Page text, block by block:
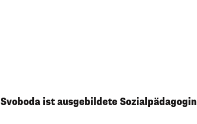
Svoboda ist ausgebildete Sozialpädagogin